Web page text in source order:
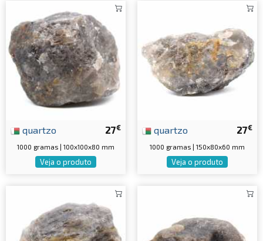
27€
quartzo
1000 gramas | 100x100x80 mm
Veja o produto
27€
quartzo
1000 gramas | 150x80x60 mm
Veja o produto